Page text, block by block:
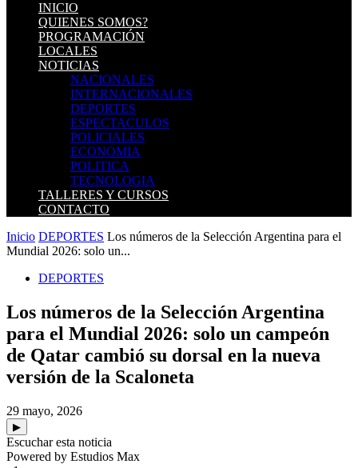
INICIO
QUIENES SOMOS?
PROGRAMACIÓN
LOCALES
NOTICIAS
NACIONALES
INTERNACIONALES
DEPORTES
ESPECTACULOS
POLICIALES
ECONOMIA
POLITICA
TECNOLOGIA
TALLERES Y CURSOS
CONTACTO
Inicio DEPORTES Los números de la Selección Argentina para el
Mundial 2026: solo un...
DEPORTES
Los números de la Selección Argentina
para el Mundial 2026: solo un campeón
de Qatar cambió su dorsal en la nueva
versión de la Scaloneta
29 mayo, 2026
▶
Escuchar esta noticia
Powered by Estudios Max